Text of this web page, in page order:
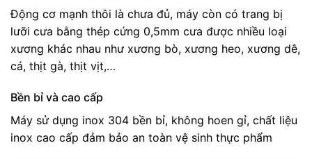
Động cơ mạnh thôi là chưa đủ, máy còn có trang bị
lưỡi cưa bằng thép cứng 0,5mm cưa được nhiều loại
xương khác nhau như xương bò, xương heo, xương dê,
cá, thịt gà, thịt vịt,…
Bền bỉ và cao cấp
Máy sử dụng inox 304 bền bỉ, không hoen gỉ, chất liệu
inox cao cấp đảm bảo an toàn vệ sinh thực phẩm